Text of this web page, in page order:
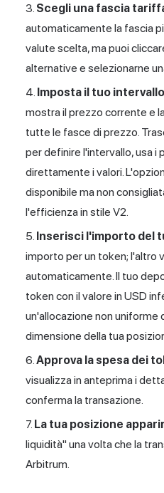
Scegli una fascia
automaticamente la fascia
valute scelta, ma puoi
alternative e selezionarne
Imposta il tuo
mostra il prezzo corrente e
tutte le fasce di prezzo.
per definire l'intervallo, usa i
direttamente i valori.
disponibile ma non
l'efficienza in stile V2.
Inserisci l'importo del
importo per un token; l'altro
automaticamente. Il tuo
token con il valore in USD
un'allocazione non uniforme
dimensione della tua
Approva la spesa dei
visualizza in anteprima i
conferma la transazione.
La tua posizione
liquidità" una volta che la
Arbitrum.